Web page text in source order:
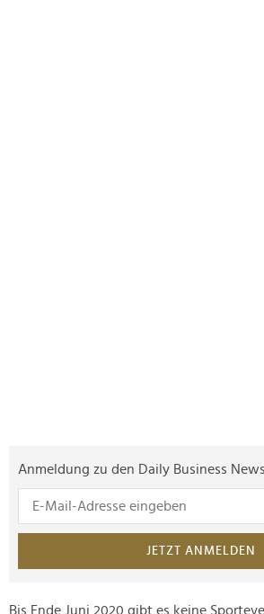
Anmeldung zu den Daily Business News
JETZT ANMELDEN
Bis Ende Juni 2020 gibt es keine